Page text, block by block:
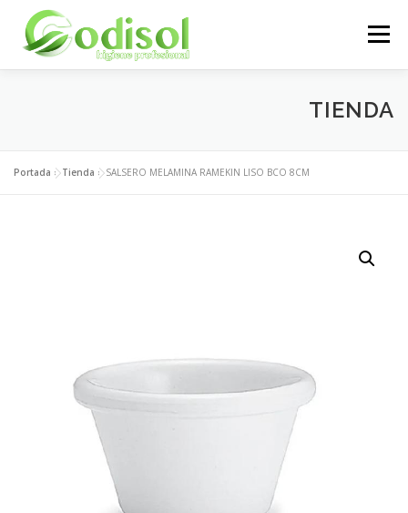
contenido
Menú
ÁREA CLIENTES CONTACTO
TIENDA
Portada »Tienda »SALSERO MELAMINA RAMEKIN LISO BCO 8CM